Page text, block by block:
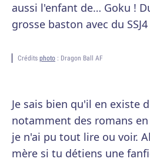
aussi l'enfant de… Goku !
grosse baston avec du
Crédits photo : Dragon Ball AF
Je sais bien qu'il en existe
notamment des romans
je n'ai pu tout lire ou voir.
mère si tu détiens une